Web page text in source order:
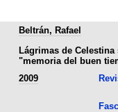
Beltrán, Rafael
Lágrimas de
"memoria del buen
2009